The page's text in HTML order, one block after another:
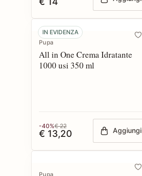
IN EVIDENZA
Pupa
All in One Crema Idratante
1000 usi 350 ml
-40%€ 22
€ 13,20 Aggiungi
Pupa